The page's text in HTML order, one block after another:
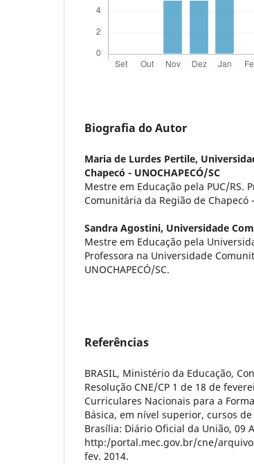
Biografia do Autor
Maria de Lurdes Pertile,
Chapecó - UNOCHAPECÓ/SC
Mestre em Educação pela PUC/RS.
Comunitária da Região de Chapecó -
Sandra Agostini, Universidade
Mestre em Educação pela
Professora na Universidade
UNOCHAPECÓ/SC.
Referências
BRASIL, Ministério da Educação,
Resolução CNE/CP 1 de 18 de
Curriculares Nacionais para a
Básica, em nível superior, cursos
Brasília: Diário Oficial da União, 09
http:/portal.mec.gov.br/cne/
fev. 2014.